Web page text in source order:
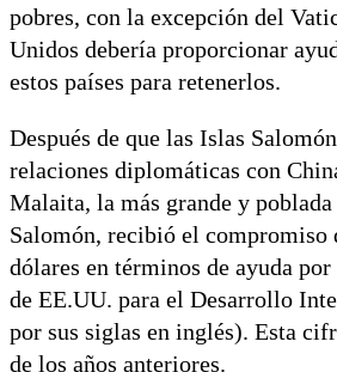
pobres, con la excepción del
Unidos debería proporcionar
estos países para retenerlos.
Después de que las Islas
relaciones diplomáticas con
Malaita, la más grande y poblada
Salomón, recibió el compromiso
dólares en términos de ayuda
de EE.UU. para el Desarrollo
por sus siglas en inglés). Esta
de los años anteriores.